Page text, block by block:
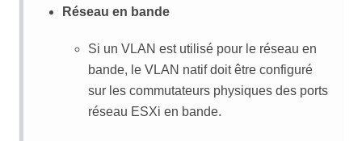
Réseau en bande
Si un VLAN est utilisé pour le réseau en
bande, le VLAN natif doit être configuré
sur les commutateurs physiques des ports
réseau ESXi en bande.